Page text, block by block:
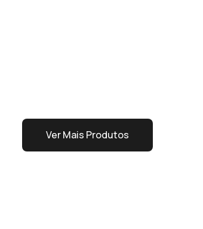
Ver Mais Produtos